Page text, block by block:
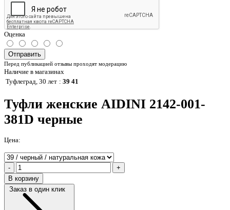
Оценка
Отправить
Перед публикацией отзывы проходят модерацию
Наличие в магазинах
Туфлеград, 30 лет : 39 41
Туфли женские AIDINI 2142-001-
381D черные
Цена:
-
+
В корзину
Заказ в один клик